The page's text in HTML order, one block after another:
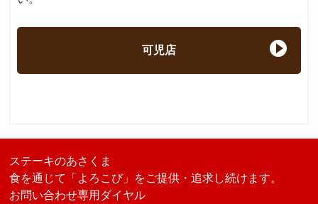
可児店
ステーキのあさくま
食を通じて「よろこび」をご提供・追求し続けます。
お問い合わせ専用ダイヤル